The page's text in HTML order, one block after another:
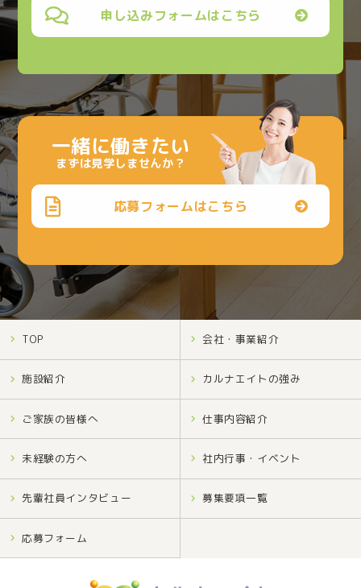
申し込みフォームはこちら
一緒に働きたい
まずは見学しませんか？
応募フォームはこちら
TOP 会社・事業紹介
施設紹介 カルナエイトの強み
ご家族の皆様へ 仕事内容紹介
未経験の方へ 社内行事・イベント
先輩社員インタビュー 募集要項一覧
応募フォーム